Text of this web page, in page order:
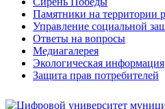
Памятники на территории
Управление социальной
Ответы на вопросы
Медиагалерея
Экологическая информация
Защита прав потребителей